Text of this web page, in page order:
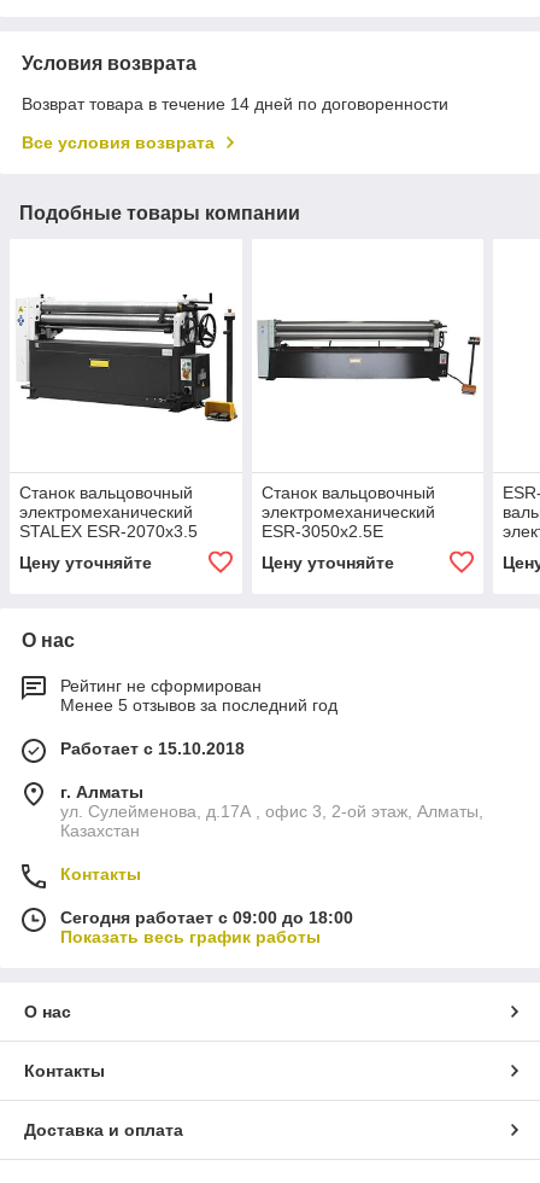
Условия возврата
Возврат товара в течение 14 дней по договоренности
Все условия возврата
Подобные товары компании
Станок вальцовочный
электромеханический
STALEX ESR-2070x3.5
Цену уточняйте
Станок вальцовочный
электромеханический
ESR-3050x2.5E
Цену уточняйте
О нас
Рейтинг не сформирован
Менее 5 отзывов за последний год
Работает с 15.10.2018
г. Алматы
ул. Сулейменова, д.17А , офис 3, 2-ой этаж, Алматы,
Казахстан
Контакты
Сегодня работает с 09:00 до 18:00
Показать весь график работы
О нас
Контакты
Доставка и оплата